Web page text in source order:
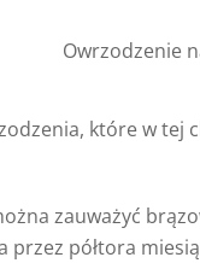
Owrzodzenie
które w tej
zauważyć
przez półtora